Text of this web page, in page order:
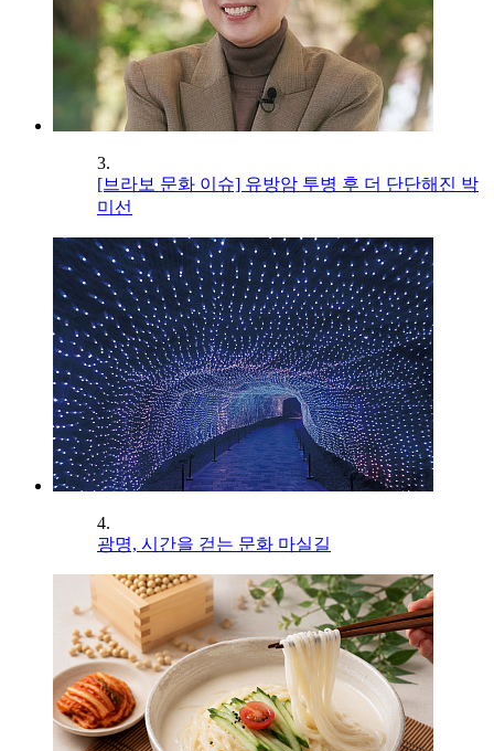
3.
[브라보 문화 이슈] 유방암 투병 후 더 단단해진 박
미선
4.
광명, 시간을 걷는 문화 마실길